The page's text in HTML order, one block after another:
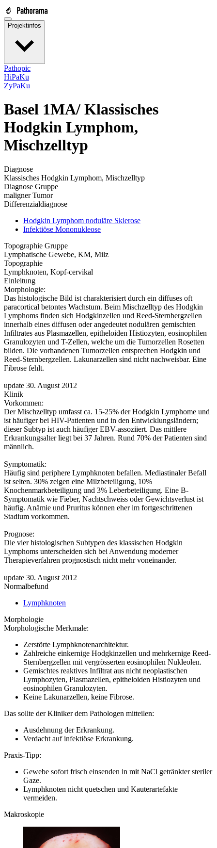
Projektinfos
Pathopic
HiPaKu
ZyPaKu
Basel 1MA/ Klassisches
Hodgkin Lymphom,
Mischzelltyp
Diagnose
Klassisches Hodgkin Lymphom, Mischzelltyp
Diagnose Gruppe
maligner Tumor
Differenzialdiagnose
Hodgkin Lymphom noduläre Sklerose
Infektiöse Mononukleose
Topographie Gruppe
Lymphatische Gewebe, KM, Milz
Topographie
Lymphknoten, Kopf-cervikal
Einleitung
Morphologie:
Das histologische Bild ist charakterisiert durch ein diffuses oft
paracortical betontes Wachstum. Beim Mischzelltyp des Hodgkin
Lymphoms finden sich Hodgkinzellen und Reed-Sternbergzellen
innerhalb eines diffusen oder angedeutet nodulären gemischten
Infiltrates aus Plasmazellen, epitheloiden Histiozyten, eosinophilen
Granulozyten und T-Zellen, welche um die Tumorzellen Rosetten
bilden. Die vorhandenen Tumorzellen entsprechen Hodgkin und
Reed-Sternbergzellen. Lakunarzellen sind nicht nachweisbar. Eine
Fibrose fehlt.
update 30. August 2012
Klinik
Vorkommen:
Der Mischzelltyp umfasst ca. 15-25% der Hodgkin Lymphome und
ist häufiger bei HIV-Patienten und in den Entwicklungsländern;
dieser Subtyp ist auch häufiger EBV-assoziiert. Das mittlere
Erkrankungsalter liegt bei 37 Jahren. Rund 70% der Patienten sind
männlich.
Symptomatik:
Häufig sind periphere Lymphknoten befallen. Mediastinaler Befall
ist selten. 30% zeigen eine Milzbeteiligung, 10%
Knochenmarkbeteiligung und 3% Leberbeteiligung. Eine B-
Symptomatik wie Fieber, Nachtschweiss oder Gewichtsverlust ist
häufig. Anämie und Pruritus können eher im fortgeschrittenen
Stadium vorkommen.
Prognose:
Die vier histologischen Subtypen des klassischen Hodgkin
Lymphoms unterscheiden sich bei Anwendung moderner
Therapieverfahren prognostisch nicht mehr voneinander.
update 30. August 2012
Normalbefund
Lymphknoten
Morphologie
Morphologische Merkmale:
Zerstörte Lymphknotenarchitektur.
Zahlreiche einkernige Hodgkinzellen und mehrkernige Reed-
Sternbergzellen mit vergrösserten eosinophilen Nukleolen.
Gemischtes reaktives Infiltrat aus nicht neoplastischen
Lymphozyten, Plasmazellen, epitheloiden Histiozyten und
eosinophilen Granulozyten.
Keine Lakunarzellen, keine Fibrose.
Das sollte der Kliniker dem Pathologen mitteilen:
Ausdehnung der Erkrankung.
Verdacht auf infektiöse Erkrankung.
Praxis-Tipp:
Gewebe sofort frisch einsenden in mit NaCl getränkter steriler
Gaze.
Lymphknoten nicht quetschen und Kauterartefakte
vermeiden.
Makroskopie